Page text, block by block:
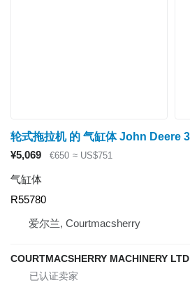
¥5,069 €650 ≈ US$751
气缸体
R55780
爱尔兰, Courtmacsherry
COURTMACSHERRY MACHINERY LTD